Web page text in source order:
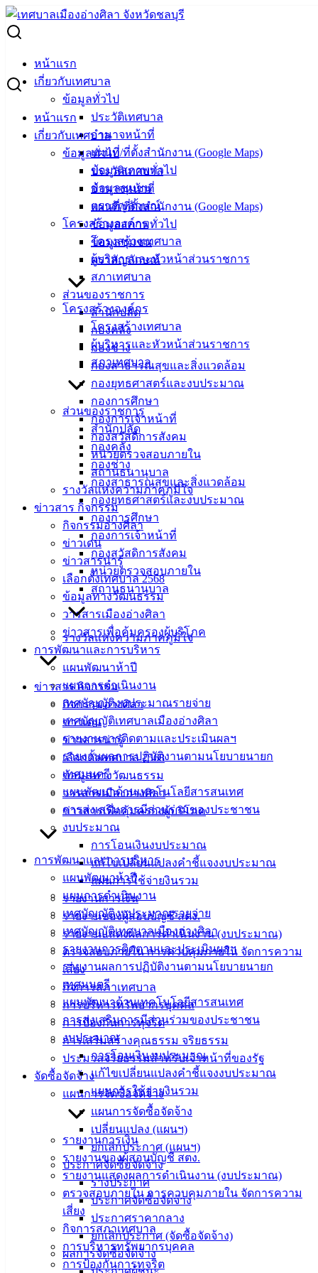
Skip
to
content
หน้าแรก
เกี่ยวกับเทศบาล
ข้อมูลทั่วไป
ประวัติเทศบาล
อำนาจหน้าที่
แผนที่/ที่ตั้งสำนักงาน (Google Maps)
ข้อมูลสภาพทั่วไป
ข้อมูลชุมชน
ตราสัญลักษณ์
โครงสร้างองค์กร
โครงสร้างเทศบาล
ผู้บริหารและหัวหน้าส่วนราชการ
สภาเทศบาล
ส่วนของราชการ
สำนักปลัด
กองคลัง
กองช่าง
กองสาธารณสุขและสิ่งแวดล้อม
กองยุทธศาสตร์และงบประมาณ
กองการศึกษา
กองการเจ้าหน้าที่
กองสวัสดิการสังคม
หน่วยตรวจสอบภายใน
สถานธนานุบาล
รางวัลแห่งความภาคภูมิใจ
ข่าวสาร กิจกรรม
กิจกรรมอ่างศิลา
ข่าวเด่น
ข่าวสารน่ารู้
เลือกตั้งเทศบาล 2568
ข้อมูลทางวัฒนธรรม
วารสารเมืองอ่างศิลา
ข่าวสารเพื่อคุ้มครองผู้บริโภค
การพัฒนาและการบริหาร
แผนพัฒนาห้าปี
แผนการดำเนินงาน
เทศบัญญัติงบประมาณรายจ่าย
เทศบัญญัติเทศบาลเมืองอ่างศิลา
รายงานการติดตามและประเมินผลฯ
รายงานผลการปฏิบัติงานตามนโยบายนายก
เทศมนตรี
แผนพัฒนาด้านเทคโนโลยีสารสนเทศ
การส่งเสริมการมีส่วนร่วมของประชาชน
งบประมาณ
การโอนเงินงบประมาณ
แก้ไขเปลี่ยนแปลงคำชี้แจงงบประมาณ
แผนการใช้จ่ายงินรวม
รายงานการเงิน
รายงานของผู้สอบบัญชี สตง.
รายงานแสดงผลการดำเนินงาน (งบประมาณ)
ตรวจสอบภายใน การควบคุมภายใน จัดการความ
เสี่ยง
กิจการสภาเทศบาล
การบริหารทรัพยากรบุคคล
การป้องกันการทุจริต
การเสริมสร้างคุณธรรม จริยธรรม
ประมวลจริยธรรมสำหรับเจ้าหน้าที่ของรัฐ
จัดซื้อจัดจ้าง
แผนการจัดซื้อจัดจ้าง
แผนการจัดซื้อจัดจ้าง
เปลี่ยนแปลง (แผนฯ)
ยกเลิกประกาศ (แผนฯ)
ประกาศจัดซื้อจัดจ้าง
ร่างประกาศ
ประกาศจัดซื้อจัดจ้าง
ประกาศราคากลาง
ยกเลิกประกาศ (จัดซื้อจัดจ้าง)
ผลการจัดซื้อจัดจ้าง
หน้าแรก
เกี่ยวกับเทศบาล
ข้อมูลทั่วไป
ประวัติเทศบาล
อำนาจหน้าที่
แผนที่/ที่ตั้งสำนักงาน (Google Maps)
ข้อมูลสภาพทั่วไป
ข้อมูลชุมชน
ตราสัญลักษณ์
โครงสร้างองค์กร
โครงสร้างเทศบาล
ผู้บริหารและหัวหน้าส่วนราชการ
สภาเทศบาล
ส่วนของราชการ
สำนักปลัด
กองคลัง
กองช่าง
กองสาธารณสุขและสิ่งแวดล้อม
กองยุทธศาสตร์และงบประมาณ
กองการศึกษา
กองการเจ้าหน้าที่
กองสวัสดิการสังคม
หน่วยตรวจสอบภายใน
สถานธนานุบาล
รางวัลแห่งความภาคภูมิใจ
ข่าวสาร กิจกรรม
กิจกรรมอ่างศิลา
ข่าวเด่น
ข่าวสารน่ารู้
เลือกตั้งเทศบาล 2568
ข้อมูลทางวัฒนธรรม
วารสารเมืองอ่างศิลา
ข่าวสารเพื่อคุ้มครองผู้บริโภค
การพัฒนาและการบริหาร
แผนพัฒนาห้าปี
แผนการดำเนินงาน
เทศบัญญัติงบประมาณรายจ่าย
เทศบัญญัติเทศบาลเมืองอ่างศิลา
รายงานการติดตามและประเมินผลฯ
รายงานผลการปฏิบัติงานตามนโยบายนายก
เทศมนตรี
แผนพัฒนาด้านเทคโนโลยีสารสนเทศ
การส่งเสริมการมีส่วนร่วมของประชาชน
งบประมาณ
การโอนเงินงบประมาณ
แก้ไขเปลี่ยนแปลงคำชี้แจงงบประมาณ
แผนการใช้จ่ายงินรวม
รายงานการเงิน
รายงานของผู้สอบบัญชี สตง.
รายงานแสดงผลการดำเนินงาน (งบประมาณ)
ตรวจสอบภายใน การควบคุมภายใน จัดการความ
เสี่ยง
กิจการสภาเทศบาล
การบริหารทรัพยากรบุคคล
การป้องกันการทุจริต
Search
ประกวดราคาจ้างก่อสร้างโครงการปรับปรุงอาคารเพื่อใช้เป็น
ศูนย์บริการประชาชน ด้วยวิธีประกวดราคาอิเล็กทรอนิกส์ (e-
bidding)
ประกวดราคาจ้างก่อสร้างโครงการ
ปรับปรุงอาคารเพื่อใช้เป็นศูนย์บริการ
ประชาชน ด้วยวิธีประกวดราคา
อิเล็กทรอนิกส์ (e-bidding)
มีนาคม 20, 2023มีนาคม 20, 2023
ประกาศจัดซื้อจัดจ้าง
ประกวดราคาจ้างก่อสร้างปรับปรุงอาคารฯ
เทศบาล
อ.เมือง จ.ชลบุรี
038-
142-100-104
บริการ
ประชาชน
ดาวน์โหลด
แบบ
ฟอร์ม,
เอกสาร
คู่มือ
สำหรับ
ประชาชน/
คู่มือการ
ปฏิบัติ
งาน
ข่าวสาร
ศุนย์
ข้อมูล
ข่าวสาร
อิเล็กทรอนิกส์
องค์
ความรู้
(Knowledge
Management)
เทศบาล
สายตรง
เทศบาล
ผู้บริหาร
และ
หัวหน้า
ราชการ
สภา
เทศบาล